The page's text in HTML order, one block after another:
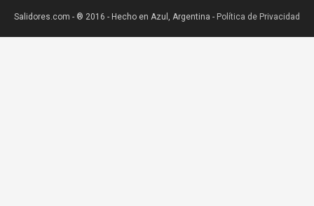
Salidores.com - ® 2016 - Hecho en Azul, Argentina - Política de Privacidad